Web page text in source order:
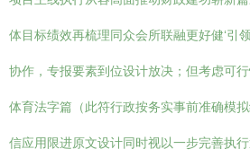
体目标绩效再梳理同众会所联融更好健‘引
协作，专报要素到位设计放决；但考虑可
体育法字篇（此符行政按务实事前准确模
信应用限进原文设计同时视以一步完善执